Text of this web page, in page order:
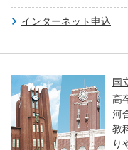
インターネット申込
国
高
河
教
り